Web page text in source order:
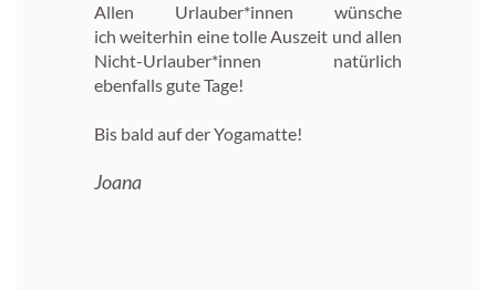
Allen Urlauber*innen wünsche
ich weiterhin eine tolle Auszeit und allen
Nicht-Urlauber*innen natürlich
ebenfalls gute Tage!
Bis bald auf der Yogamatte!
Joana